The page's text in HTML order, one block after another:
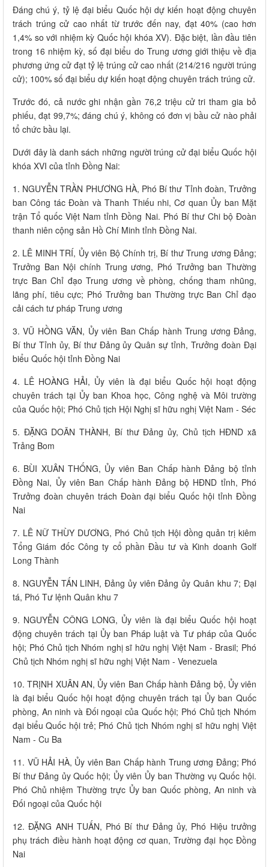
Đáng chú ý, tỷ lệ đại biểu Quốc hội dự kiến hoạt động chuyên
trách trúng cử cao nhất từ trước đến nay, đạt 40% (cao hơn
1,4% so với nhiệm kỳ Quốc hội khóa XV). Đặc biệt, lần đầu tiên
trong 16 nhiệm kỳ, số đại biểu do Trung ương giới thiệu về địa
phương ứng cử đạt tỷ lệ trúng cử cao nhất (214/216 người trúng
cử); 100% số đại biểu dự kiến hoạt động chuyên trách trúng cử.
Trước đó, cả nước ghi nhận gần 76,2 triệu cử tri tham gia bỏ
phiếu, đạt 99,7%; đáng chú ý, không có đơn vị bầu cử nào phải
tổ chức bầu lại.
Dưới đây là danh sách những người trúng cử đại biểu Quốc hội
khóa XVI của tỉnh Đồng Nai:
1. NGUYỄN TRẦN PHƯƠNG HÀ, Phó Bí thư Tỉnh đoàn, Trưởng
ban Công tác Đoàn và Thanh Thiếu nhi, Cơ quan Ủy ban Mặt
trận Tổ quốc Việt Nam tỉnh Đồng Nai. Phó Bí thư Chi bộ Đoàn
thanh niên cộng sản Hồ Chí Minh tỉnh Đồng Nai.
2. LÊ MINH TRÍ, Ủy viên Bộ Chính trị, Bí thư Trung ương Đảng;
Trưởng Ban Nội chính Trung ương, Phó Trưởng ban Thường
trực Ban Chỉ đạo Trung ương về phòng, chống tham nhũng,
lãng phí, tiêu cực; Phó Trưởng ban Thường trực Ban Chỉ đạo
cải cách tư pháp Trung ương
3. VŨ HỒNG VĂN, Ủy viên Ban Chấp hành Trung ương Đảng,
Bí thư Tỉnh ủy, Bí thư Đảng ủy Quân sự tỉnh, Trưởng đoàn Đại
biểu Quốc hội tỉnh Đồng Nai
4. LÊ HOÀNG HẢI, Ủy viên là đại biểu Quốc hội hoạt động
chuyên trách tại Ủy ban Khoa học, Công nghệ và Môi trường
của Quốc hội; Phó Chủ tịch Hội Nghị sĩ hữu nghị Việt Nam - Séc
5. ĐẶNG DOÃN THÀNH, Bí thư Đảng ủy, Chủ tịch HĐND xã
Trảng Bom
6. BÙI XUÂN THỐNG, Ủy viên Ban Chấp hành Đảng bộ tỉnh
Đồng Nai, Ủy viên Ban Chấp hành Đảng bộ HĐND tỉnh, Phó
Trưởng đoàn chuyên trách Đoàn đại biểu Quốc hội tỉnh Đồng
Nai
7. LÊ NỮ THÙY DƯƠNG, Phó Chủ tịch Hội đồng quản trị kiêm
Tổng Giám đốc Công ty cổ phần Đầu tư và Kinh doanh Golf
Long Thành
8. NGUYỄN TẤN LINH, Đảng ủy viên Đảng ủy Quân khu 7; Đại
tá, Phó Tư lệnh Quân khu 7
9. NGUYỄN CÔNG LONG, Ủy viên là đại biểu Quốc hội hoạt
động chuyên trách tại Ủy ban Pháp luật và Tư pháp của Quốc
hội; Phó Chủ tịch Nhóm nghị sĩ hữu nghị Việt Nam - Brasil; Phó
Chủ tịch Nhóm nghị sĩ hữu nghị Việt Nam - Venezuela
10. TRỊNH XUÂN AN, Ủy viên Ban Chấp hành Đảng bộ, Ủy viên
là đại biểu Quốc hội hoạt động chuyên trách tại Ủy ban Quốc
phòng, An ninh và Đối ngoại của Quốc hội; Phó Chủ tịch Nhóm
đại biểu Quốc hội trẻ; Phó Chủ tịch Nhóm nghị sĩ hữu nghị Việt
Nam - Cu Ba
11. VŨ HẢI HÀ, Ủy viên Ban Chấp hành Trung ương Đảng; Phó
Bí thư Đảng ủy Quốc hội; Ủy viên Ủy ban Thường vụ Quốc hội.
Phó Chủ nhiệm Thường trực Ủy ban Quốc phòng, An ninh và
Đối ngoại của Quốc hội
12. ĐẶNG ANH TUẤN, Phó Bí thư Đảng ủy, Phó Hiệu trưởng
phụ trách điều hành hoạt động cơ quan, Trường đại học Đồng
Nai